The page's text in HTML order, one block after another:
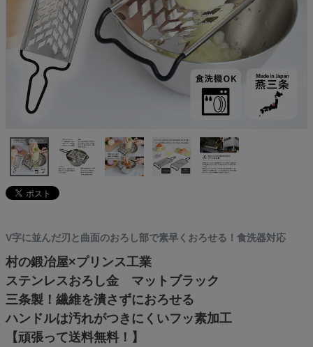
V字に並んだ刃と曲面のおろし部で素早くおろせる！食洗器対応
村の鍛冶屋×プリンス工業
ステンレスおろし金 マットブラック
三条製！繊維を潰さずにおろせる
ハンドルは汚れがつきにくいフッ素加工
【頑張って送料無料！】